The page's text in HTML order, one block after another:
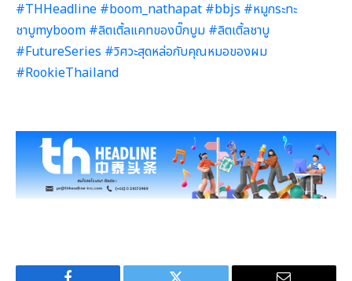
#THHeadline #boom_nathapat #bbjs #หมูกระทะ
ชาบูmyboom #ลิตเติ้ลแคทของบิ๊กบูม #ลิตเติ้ลชาบู
#FutureSeries #วิศวะสุดหล่อกับคุณหมอของผม
#RookieThailand